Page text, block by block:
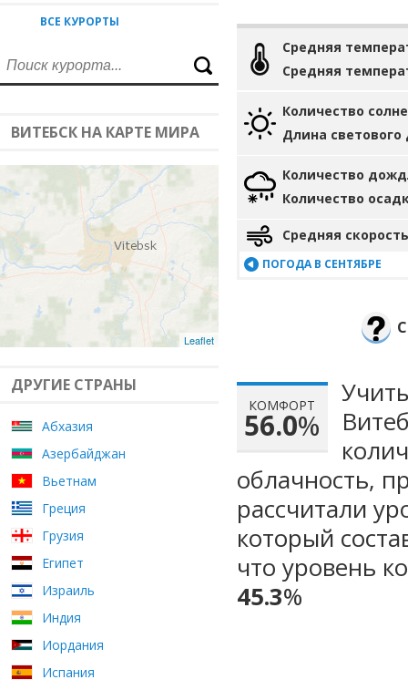
ВСЕ КУРОРТЫ
ВИТЕБСК НА КАРТЕ МИРА
Leaflet
ДРУГИЕ СТРАНЫ
Абхазия
Азербайджан
Вьетнам
Греция
Грузия
Египет
Израиль
Индия
Иордания
Испания
Средняя
Средняя
Количество
Длина светового
Количество
Количество
Средняя
ПОГОДА В СЕНТЯБРЕ
КОМФОРТ
56.0%
облачность,
рассчитали
который
что уровень
45.3%